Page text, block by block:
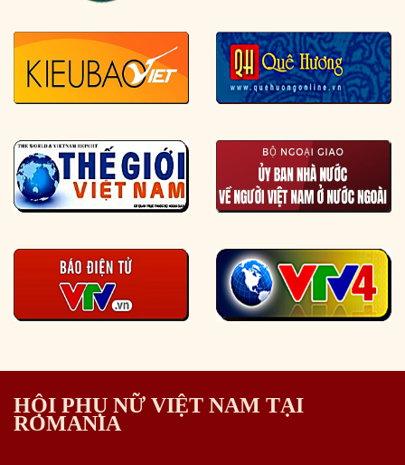
HỘI PHỤ NỮ VIỆT NAM TẠI
ROMANIA